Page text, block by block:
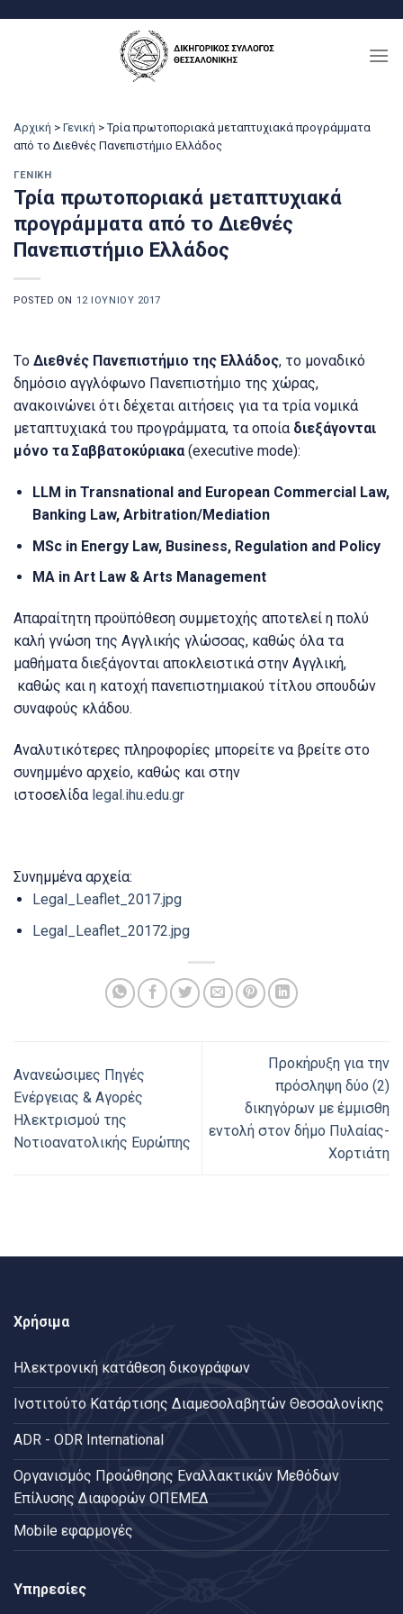
Αρχική > Γενική > Τρία πρωτοποριακά μεταπτυχιακά προγράμματα
από το Διεθνές Πανεπιστήμιο Ελλάδος
ΓΕΝΙΚΉ
Τρία πρωτοποριακά μεταπτυχιακά
προγράμματα από το Διεθνές
Πανεπιστήμιο Ελλάδος
POSTED ON 12 ΙΟΥΝΊΟΥ 2017
Tο Διεθνές Πανεπιστήμιο της Ελλάδος, το μοναδικό
δημόσιο αγγλόφωνο Πανεπιστήμιο της χώρας,
ανακοινώνει ότι δέχεται αιτήσεις για τα τρία νομικά
μεταπτυχιακά του προγράμματα, τα οποία διεξάγονται
μόνο τα Σαββατοκύριακα(executive mode):
LLM in Transnational and European Commercial Law,
Banking Law, Arbitration/Mediation
MSc in Energy Law, Business, Regulation and Policy
MA in Art Law & Arts Management
Απαραίτητη προϋπόθεση συμμετοχής αποτελεί η πολύ
καλή γνώση της Αγγλικής γλώσσας, καθώς όλα τα
μαθήματα διεξάγονται αποκλειστικά στην Αγγλική,
καθώς και η κατοχή πανεπιστημιακού τίτλου σπουδών
συναφούς κλάδου.
Αναλυτικότερες πληροφορίες μπορείτε να βρείτε στο
συνημμένο αρχείο, καθώς και στην
ιστοσελίδα legal.ihu.edu.gr
Συνημμένα αρχεία:
Legal_Leaflet_2017.jpg
Legal_Leaflet_20172.jpg
Ανανεώσιμες Πηγές
Ενέργειας & Αγορές
Ηλεκτρισμού της
Νοτιοανατολικής Ευρώπης
Προκήρυξη για την
πρόσληψη δύο (2)
δικηγόρων με έμμισθη
εντολή στον δήμο Πυλαίας-
Χορτιάτη
Χρήσιμα
Ηλεκτρονική κατάθεση δικογράφων
Ινστιτούτο Κατάρτισης Διαμεσολαβητών Θεσσαλονίκης
ADR - ODR International
Oργανισμός Προώθησης Εναλλακτικών Μεθόδων
Επίλυσης Διαφορών ΟΠΕΜΕΔ
Mobile εφαρμογές
Υπηρεσίες